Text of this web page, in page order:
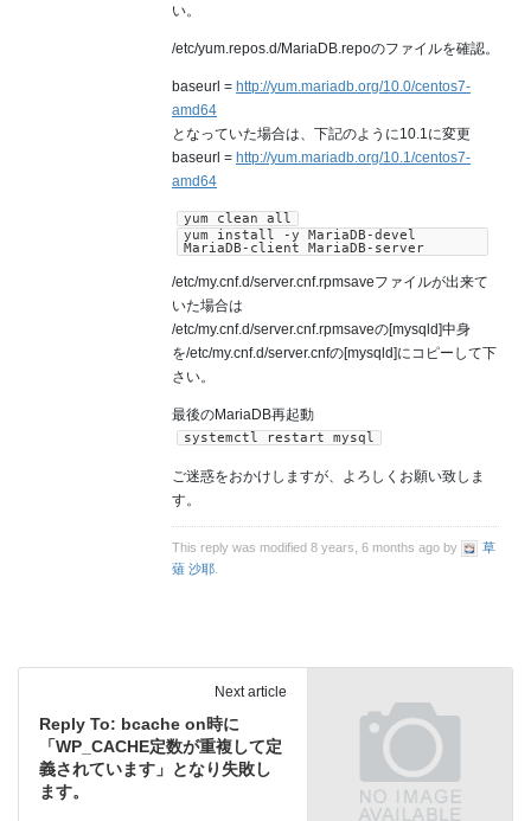
い。
/etc/yum.repos.d/MariaDB.repoのファイルを確認。
baseurl = http://yum.mariadb.org/10.0/centos7-
amd64
となっていた場合は、下記のように10.1に変更
baseurl = http://yum.mariadb.org/10.1/centos7-
amd64
yum clean all
yum install -y MariaDB-devel
MariaDB-client MariaDB-server
/etc/my.cnf.d/server.cnf.rpmsaveファイルが出来て
いた場合は
/etc/my.cnf.d/server.cnf.rpmsaveの[mysqld]中身
を/etc/my.cnf.d/server.cnfの[mysqld]にコピーして下
さい。
最後のMariaDB再起動
systemctl restart mysql
ご迷惑をおかけしますが、よろしくお願い致しま
す。
This reply was modified 8 years, 6 months ago by
草
薙 沙耶
Next article
Reply To: bcache on時に
「WP_CACHE定数が重複して定
義されています」となり失敗し
ます。